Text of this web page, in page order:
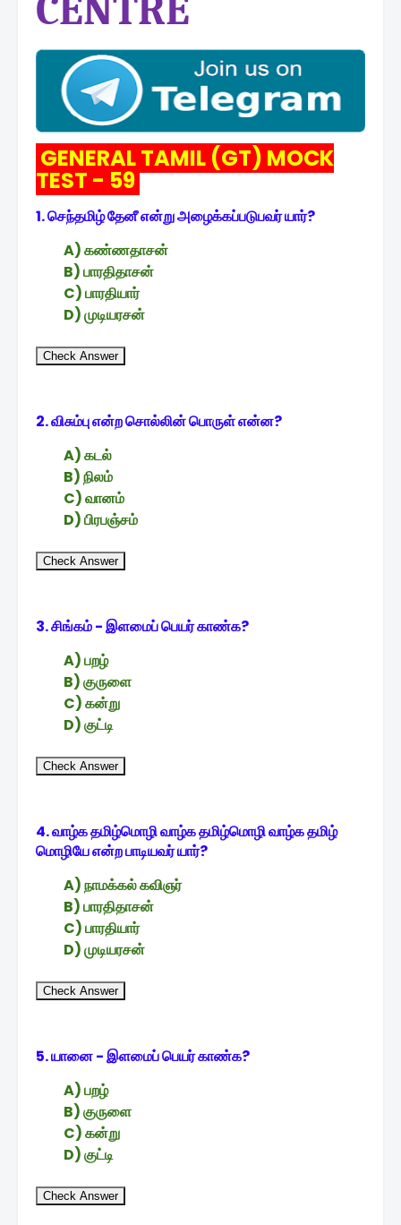
CENTRE
GENERAL TAMIL (GT) MOCK
TEST - 59
1. செந்தமிழ் தேனீ என்று அழைக்கப்படுபவர் யார்?
A) கண்ணதாசன்
B) பாரதிதாசன்
C) பாரதியார்
D) முடியரசன்
Check Answer
2. விசும்பு என்ற சொல்லின் பொருள் என்ன?
A) கடல்
B) நிலம்
C) வானம்
D) பிரபஞ்சம்
Check Answer
3. சிங்கம் - இளமைப் பெயர் காண்க?
A) பறழ்
B) குருளை
C) கன்று
D) குட்டி
Check Answer
4. வாழ்க தமிழ்மொழி வாழ்க தமிழ்மொழி வாழ்க தமிழ்
மொழியே என்ற பாடியவர் யார்?
A) நாமக்கல் கவிஞர்
B) பாரதிதாசன்
C) பாரதியார்
D) முடியரசன்
Check Answer
5. யானை - இளமைப் பெயர் காண்க?
A) பறழ்
B) குருளை
C) கன்று
D) குட்டி
Check Answer